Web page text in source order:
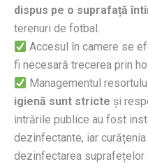
dispus pe o suprafață
terenuri de fotbal.
Accesul în camere se
fi necesară trecerea prin
Managementul
igienă sunt stricte și
intrările publice au fost
dezinfectante, iar
dezinfectarea suprafețelor